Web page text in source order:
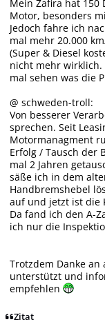
Mein Zafira hat 150
Motor, besonders
Jedoch fahre ich
mal mehr 20.000
(Super & Diesel
nicht mehr wirklich.
mal sehen was die
@ schweden-troll:
Von besserer
sprechen. Seit
Motormanagment
Erfolg / Tausch der
mal 2 Jahren
säße ich in dem
Handbremshebel
auf und jetzt ist die
Da fand ich den A-
ich nur die
Trotzdem Danke
unterstützt und
empfehlen
Zitat